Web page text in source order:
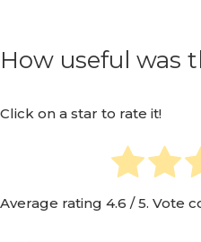
How useful was
Click on a star to rate it!
Average rating 4.6 / 5. Vote